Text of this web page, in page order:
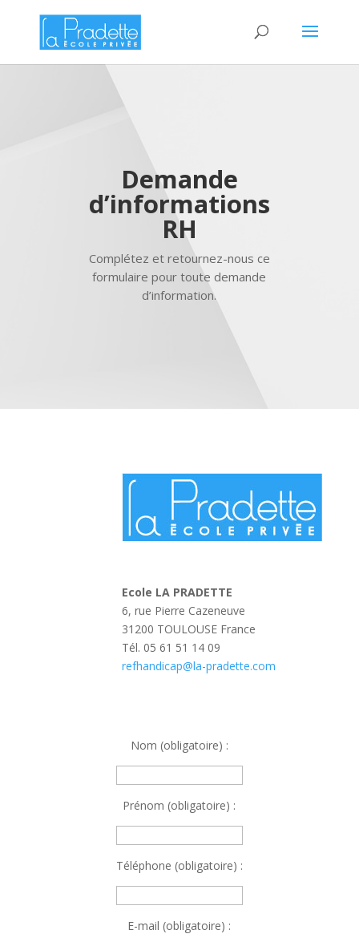
Demande
d’informations
RH
Complétez et retournez-nous ce
formulaire pour toute demande
d’information.
Ecole LA PRADETTE
6, rue Pierre Cazeneuve
31200 TOULOUSE France
Tél. 05 61 51 14 09
refhandicap@la-pradette.com
Nom (obligatoire) :
Prénom (obligatoire) :
Téléphone (obligatoire) :
E-mail (obligatoire) :